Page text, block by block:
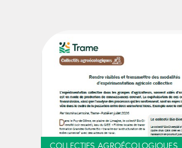
COLLECTIFS AGROÉCOLOGIQUES